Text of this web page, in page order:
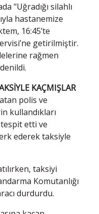
"Uğradığı silahlı
hastanemize
16:45’te
getirilmiştir.
rağmen
KAÇMIŞLAR
polis ve
kullandıkları
etti ve
ederek taksiyle
taksiyi
Komutanlığı
durdurdu.